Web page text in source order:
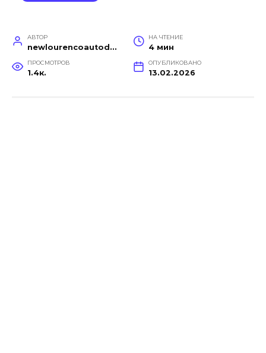
АВТОР
newlourencoautodetail
НА ЧТЕНИЕ
4 мин
ПРОСМОТРОВ
1.4к.
ОПУБЛИКОВАНО
13.02.2026